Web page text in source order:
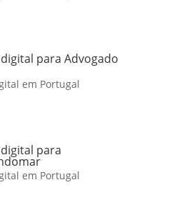
para Advogado
em Portugal
para
em Portugal